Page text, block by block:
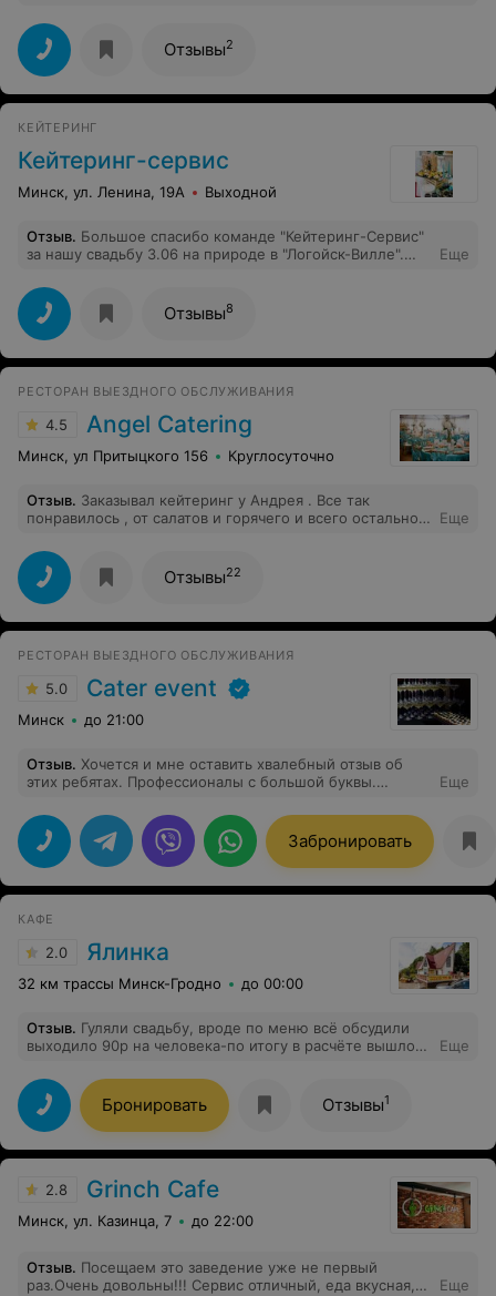
свадьба была просто идеальной, ...как в сказке!!! Что
касается свадебного банкета, то тут получилось даже
сверх моих ожиданий. Всё было настолько волшебно,
никаких забот! Хочу выразить огромную благодарность
за высокопрофессиональное выполнение всех моих и
остались очень довольны! Цена-качеству
соответствует. Было всё сделано вовремя и чётко по
договоренности.
Отзывы2
КЕЙТЕРИНГ
Кейтеринг-сервис
Минск, ул. Ленина, 19А Выходной
Отзыв. Большое спасибо команде "Кейтеринг-Сервис"
за нашу свадьбу 3.06 на природе в "Логойск-Вилле".
гастродосках чего стоит: безумно вкусно и очень
красиво!!! Управляющая Татьяна помогла выбрать
оптимальное меню, объяснила, что нужно конкретно
для нашего формата свадьбы за городом, с ней очень
легко. Барбекю-меню понравилось всем, ооочень
выделить что-то одно, очень вкусным было все.
Спасибо официанту и повару (мы переволновались и, к
сожалению, не уточнили имен) за душевное
отношение! Желаем от нашей юной семьи компании
успехов, развития и простых в работе клиентов)
Еще
Отзывы8
РЕСТОРАН ВЫЕЗДНОГО ОБСЛУЖИВАНИЯ
4.5 Angel Catering
Минск, ул Притыцкого 156 Круглосуточно
Отзыв. Заказывал кейтеринг у Андрея . Все так
понравилось , от салатов и горячего и всего остальное
балов . Сам Андрей милашка и профессионал своего
дела . Буду всем рекомендовать.
Еще
Отзывы22
РЕСТОРАН ВЫЕЗДНОГО ОБСЛУЖИВАНИЯ
5.0 Cater event
Минск до 21:00
Отзыв. Хочется и мне оставить хвалебный отзыв об
этих ребятах. Профессионалы с большой буквы.
нашим пожеланиями, будь то фуршет на 20 человек
или ужин на 150 человек. Работали с нами в разных
форматах - выездное обслуживание, детские
праздники, рестораны посадка.Всегда отменное
качество еды, профессиональные официанты. Доверяю
Еще
Забронировать
КАФЕ
2.0 Ялинка
32 км трассы Минск-Гродно до 00:00
Отзыв. Гуляли свадьбу, вроде по меню всё обсудили
выходило 90р на человека-по итогу в расчёте вышло
были вкусные, но за них попросили доплатить, хотя
всё при обсуждении должно было быть в достатке без
доплат. Соуса обещанного к мясу, не было вообще.
Кофе и чай отсутствовали , сказали просто не привезли
. Чехлы на стулья, неменялись, хотя просили. Туалет
По итогу в описании могу сказать ,что для торжества
несоответствия .
Еще
Бронировать Отзывы1
2.8 Grinch Cafe
Минск, ул. Казинца, 7 до 22:00
Отзыв. Посещаем это заведение уже не первый
раз.Очень довольны!!! Сервис отличный, еда вкусная,
Еще